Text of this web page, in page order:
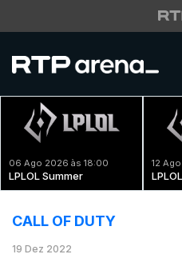
06 Ago 2026 às 18:00
LPLOL Summer
12
CALL OF DUTY
19 Dez 2022